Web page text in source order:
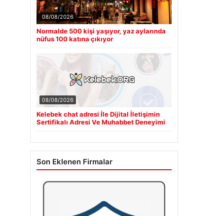
08/08/2026
Normalde 500 kişi yaşıyor, yaz aylarında
nüfus 100 katına çıkıyor
08/08/2026
Kelebek chat adresi İle Dijital İletişimin
Sertifikalı Adresi Ve Muhabbet Deneyimi
Son Eklenen Firmalar